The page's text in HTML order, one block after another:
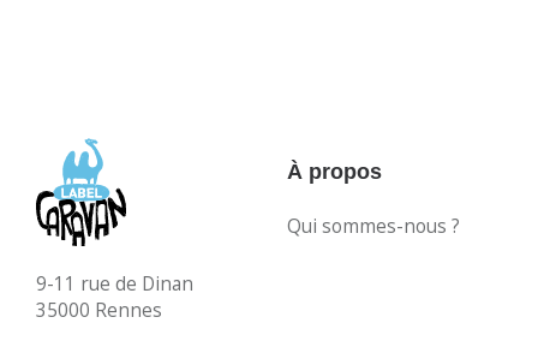
9-11 rue de Dinan
35000 Rennes
À propos
Qui sommes-nous ?